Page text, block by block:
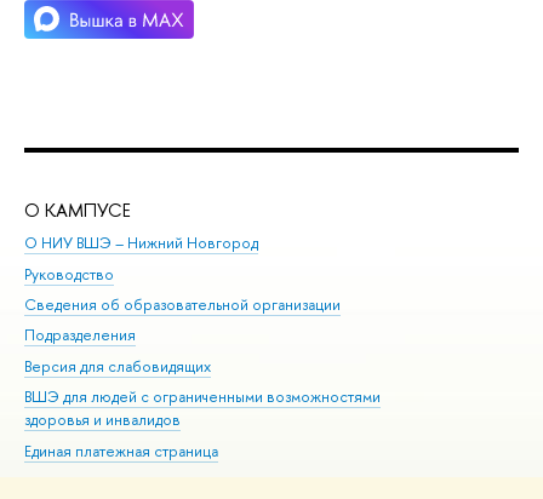
О КАМПУСЕ
О НИУ ВШЭ – Нижний Новгород
Руководство
Сведения об образовательной организации
Подразделения
Версия для слабовидящих
ВШЭ для людей с ограниченными возможностями
здоровья и инвалидов
Единая платежная страница